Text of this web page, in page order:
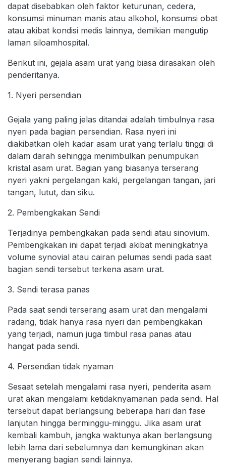
dapat disebabkan oleh faktor keturunan, cedera,
konsumsi minuman manis atau alkohol, konsumsi obat
atau akibat kondisi medis lainnya, demikian mengutip
laman siloamhospital.
Berikut ini, gejala asam urat yang biasa dirasakan oleh
penderitanya.
1. Nyeri persendian
Gejala yang paling jelas ditandai adalah timbulnya rasa
nyeri pada bagian persendian. Rasa nyeri ini
diakibatkan oleh kadar asam urat yang terlalu tinggi di
dalam darah sehingga menimbulkan penumpukan
kristal asam urat. Bagian yang biasanya terserang
nyeri yakni pergelangan kaki, pergelangan tangan, jari
tangan, lutut, dan siku.
2. Pembengkakan Sendi
Terjadinya pembengkakan pada sendi atau sinovium.
Pembengkakan ini dapat terjadi akibat meningkatnya
volume synovial atau cairan pelumas sendi pada saat
bagian sendi tersebut terkena asam urat.
3. Sendi terasa panas
Pada saat sendi terserang asam urat dan mengalami
radang, tidak hanya rasa nyeri dan pembengkakan
yang terjadi, namun juga timbul rasa panas atau
hangat pada sendi.
4. Persendian tidak nyaman
Sesaat setelah mengalami rasa nyeri, penderita asam
urat akan mengalami ketidaknyamanan pada sendi. Hal
tersebut dapat berlangsung beberapa hari dan fase
lanjutan hingga berminggu-minggu. Jika asam urat
kembali kambuh, jangka waktunya akan berlangsung
lebih lama dari sebelumnya dan kemungkinan akan
menyerang bagian sendi lainnya.